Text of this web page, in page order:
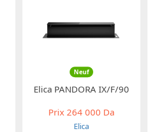
Neuf
Elica PANDORA IX/F/90
Prix 264 000 Da
Elica